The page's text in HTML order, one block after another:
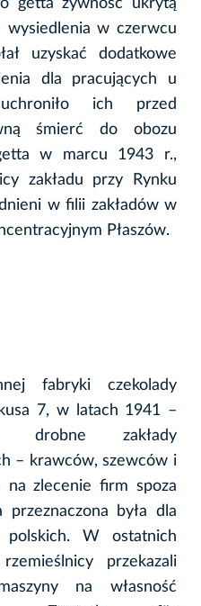
w czerwcu
uzyskać dodatkowe
dla pracujących u
ich przed
śmierć do obozu
w marcu 1943 r.,
zakładu przy Rynku
w filii zakładów w
Płaszów.
fabryki czekolady
7, w latach 1941 –
drobne zakłady
– krawców, szewców i
na zlecenie firm spoza
była dla
W ostatnich
przekazali
na własność